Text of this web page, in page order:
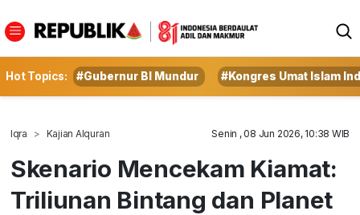
Hot Topics: #Gubernur BI Mundur #Kongres Umat Islam
Iqra Kajian Alquran Senin , 08 Jun 2026, 10:38 WIB
Skenario Mencekam Kiamat:
Triliunan Bintang dan Planet